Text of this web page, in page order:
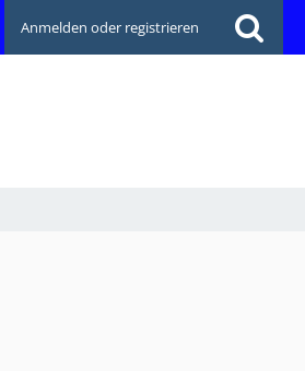
Anmelden oder registrieren